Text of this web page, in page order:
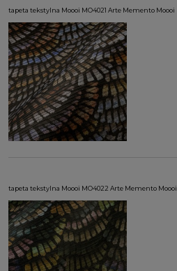
tapeta tekstylna Moooi MO4021 Arte Memento Moooi
tapeta tekstylna Moooi MO4022 Arte Memento Moooi